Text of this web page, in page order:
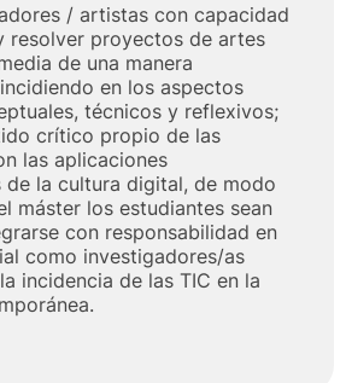
/ artistas con capacidad
resolver proyectos de artes
de una manera
en los aspectos
técnicos y reflexivos;
crítico propio de las
las aplicaciones
la cultura digital, de modo
máster los estudiantes sean
con responsabilidad en
como investigadores/as
incidencia de las TIC en la